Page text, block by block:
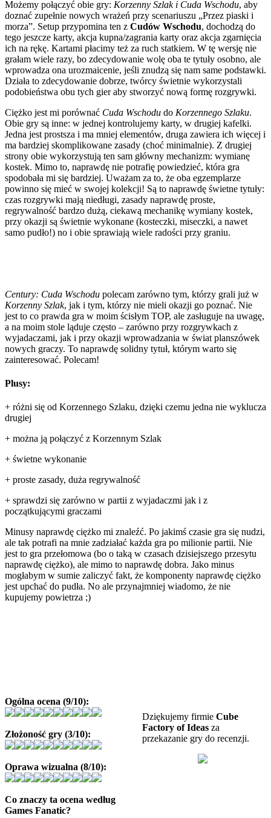
Możemy połączyć obie gry: Korzenny Szlak i Cuda Wschodu, aby
doznać zupełnie nowych wrażeń przy scenariuszu „Przez piaski i
morza”. Setup przypomina ten z Cudów Wschodu, dochodzą do
tego jeszcze karty, akcja kupna/zagrania karty oraz akcja zgarnięcia
ich na rękę. Kartami płacimy też za ruch statkiem. W tę wersję nie
grałam wiele razy, bo zdecydowanie wolę oba te tytuły osobno, ale
wprowadza ona urozmaicenie, jeśli znudzą się nam same podstawki.
Działa to zdecydowanie dobrze, twórcy świetnie wykorzystali
podobieństwa obu tych gier aby stworzyć nową formę rozgrywki.
Ciężko jest mi porównać Cuda Wschodu do Korzennego Szlaku.
Obie gry są inne: w jednej kontrolujemy karty, w drugiej kafelki.
Jedna jest prostsza i ma mniej elementów, druga zawiera ich więcej i
ma bardziej skomplikowane zasady (choć minimalnie). Z drugiej
strony obie wykorzystują ten sam główny mechanizm: wymianę
kostek. Mimo to, naprawdę nie potrafię powiedzieć, która gra
spodobała mi się bardziej. Uważam za to, że oba egzemplarze
powinno się mieć w swojej kolekcji! Są to naprawdę świetne tytuły:
czas rozgrywki mają niedługi, zasady naprawdę proste,
regrywalność bardzo dużą, ciekawą mechanikę wymiany kostek,
przy okazji są świetnie wykonane (kosteczki, miseczki, a nawet
samo pudło!) no i obie sprawiają wiele radości przy graniu.
Century: Cuda Wschodu polecam zarówno tym, którzy grali już w
Korzenny Szlak, jak i tym, którzy nie mieli okazji go poznać. Nie
jest to co prawda gra w moim ścisłym TOP, ale zasługuje na uwagę,
a na moim stole ląduje często – zarówno przy rozgrywkach z
wyjadaczami, jak i przy okazji wprowadzania w świat planszówek
nowych graczy. To naprawdę solidny tytuł, którym warto się
zainteresować. Polecam!
Plusy:
+ różni się od Korzennego Szlaku, dzięki czemu jedna nie wyklucza
drugiej
+ można ją połączyć z Korzennym Szlak
+ świetne wykonanie
+ proste zasady, duża regrywalność
+ sprawdzi się zarówno w partii z wyjadaczmi jak i z
początkującymi graczami
Minusy naprawdę ciężko mi znaleźć. Po jakimś czasie gra się nudzi,
ale tak potrafi na mnie zadziałać każda gra po milionie partii. Nie
jest to gra przełomowa (bo o taką w czasach dzisiejszego przesytu
naprawdę ciężko), ale mimo to naprawdę dobra. Jako minus
mogłabym w sumie zaliczyć fakt, że komponenty naprawdę ciężko
jest upchać do pudła. No ale przynajmniej wiadomo, że nie
kupujemy powietrza ;)
Dziękujemy firmie Cube
Factory of Ideas za
przekazanie gry do recenzji.
Ogólna ocena (9/10):
Złożoność gry (3/10):
Oprawa wizualna (8/10):
Co znaczy ta ocena według
Games Fanatic?